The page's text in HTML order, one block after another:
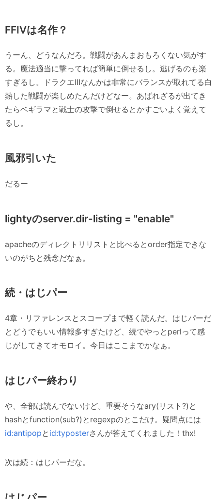
FFIVは名作？
うーん、どうなんだろ。戦闘があんまおもろくない気がす
る。魔法適当に撃ってれば簡単に倒せるし。逃げるのも楽
すぎるし。ドラクエIIIなんかは非常にバランスが取れてる白
熱した戦闘が楽しめたんだけどなー。あばれざるが出てき
たらベギラマと戦士の攻撃で倒せるとかすごいよく覚えて
るし。
風邪引いた
だるー
lightyのserver.dir-listing = "enable"
apacheのディレクトリリストと比べるとorder指定できな
いのがちと残念だなぁ。
続・はじパー
4章・リファレンスとスコープまで軽く読んだ。はじパーだ
とどうでもいい情報多すぎたけど、続でやっとperlって感
じがしてきてオモロイ。今日はここまでかなぁ。
はじパー終わり
や、全部は読んでないけど。重要そうなary(リスト?)と
hashとfunction(sub?)とregexpのとこだけ。疑問点には
id:antipopと id:typosterさんが答えてくれました！thx!
次は続：はじパーだな。